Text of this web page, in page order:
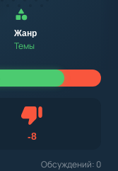
Жанр
Темы
-8Не нравится
Обсуждений: 0